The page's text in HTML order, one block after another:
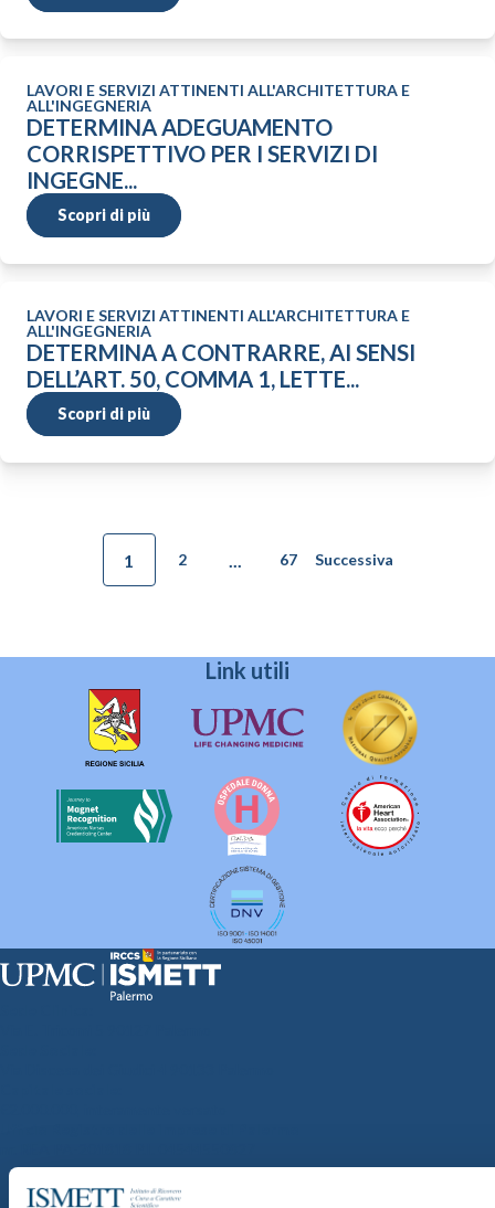
LAVORI E SERVIZI ATTINENTI ALL'ARCHITETTURA E
ALL'INGEGNERIA
DETERMINA ADEGUAMENTO
CORRISPETTIVO PER I SERVIZI DI
INGEGNE...
Scopri di più
LAVORI E SERVIZI ATTINENTI ALL'ARCHITETTURA E
ALL'INGEGNERIA
DETERMINA A CONTRARRE, AI SENSI
DELL’ART. 50, COMMA 1, LETTE...
Scopri di più
1 2 67 Successiva
Link utili